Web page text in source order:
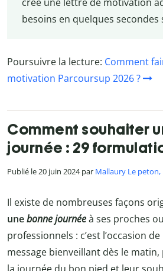
besoins en quelques secondes
Poursuivre la lecture: Comment
motivation Parcoursup 2026 ?
Comment souhaiter
journée : 29
Publié le 20 juin 2024 par Mallaury Le peton,
Il existe de nombreuses façons
unebonne journéeà ses proches
professionnels : c’est l’occasion
message bienveillant dès le
la journée du bon pied et leur